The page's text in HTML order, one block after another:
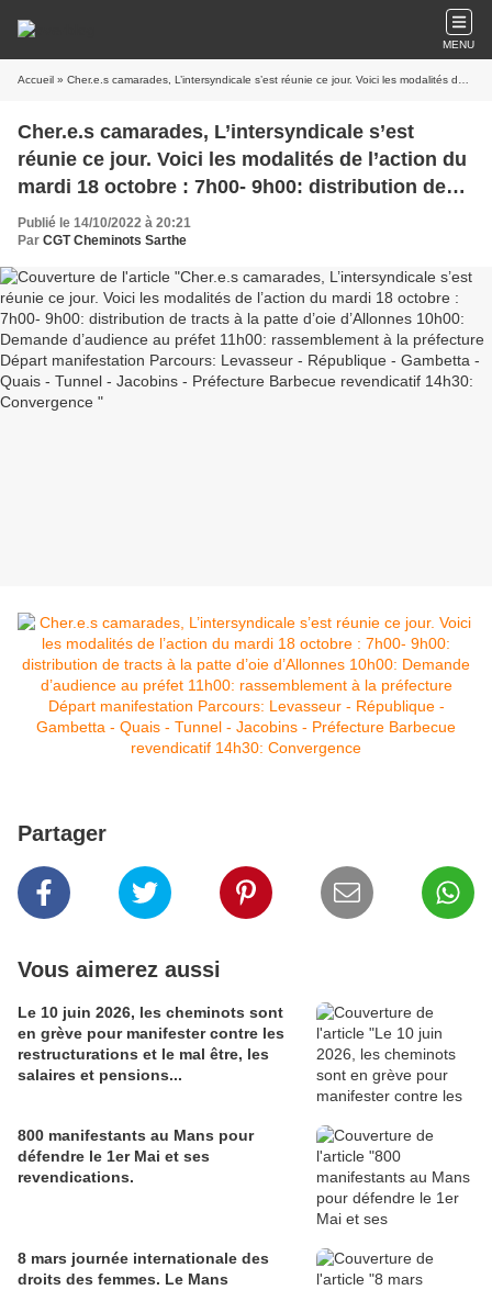
MENU
Accueil » Cher.e.s camarades, L’intersyndicale s’est réunie ce jour. Voici les modalités de l’action du mardi 18 octobre : 7h00- 9h00: distribution de tracts à la patte d’oie d’Allonnes 10h00: Demande d’audience au préfet 11h00: rassemblement à la préfecture Départ manifestation Parcours: Levasseur - République - Gambetta - Quais - Tunnel - Jacobins - Préfecture Barbecue revendicatif 14h30: Convergence
Cher.e.s camarades, L’intersyndicale s’est
réunie ce jour. Voici les modalités de l’action du
mardi 18 octobre : 7h00- 9h00: distribution de
tracts à la patte d’oie d’Allonnes 10h00:
Demande d’audience au préfet 11h00:
rassemblement à la préfecture Départ
manifestation Parcours: Levasseur - République
- Gambetta - Quais - Tunnel - Jacobins -
Préfecture Barbecue revendicatif 14h30:
Convergence
Publié le 14/10/2022 à 20:21
Par CGT Cheminots Sarthe
Partager
Vous aimerez aussi
Le 10 juin 2026, les cheminots sont
en grève pour manifester contre les
restructurations et le mal être, les
salaires et pensions...
800 manifestants au Mans pour
défendre le 1er Mai et ses
revendications.
8 mars journée internationale des
droits des femmes. Le Mans